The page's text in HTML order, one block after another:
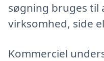
søgning bruges til
virksomhed, side
Kommerciel